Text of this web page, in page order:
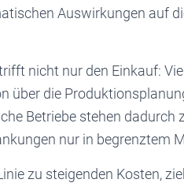
Auswirkungen auf
nicht nur den Einkauf:
über die
Betriebe stehen dadurch
nur in begrenztem
zu steigenden Kosten,